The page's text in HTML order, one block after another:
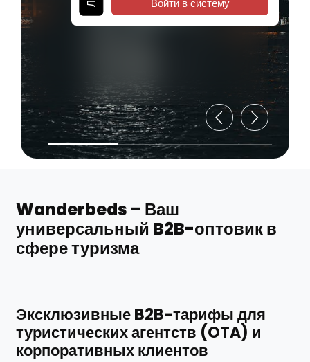
Войти в систему
Wanderbeds – Ваш
универсальный B2B-оптовик в
сфере туризма
Эксклюзивные B2B-тарифы для
туристических агентств (OTA) и
корпоративных клиентов